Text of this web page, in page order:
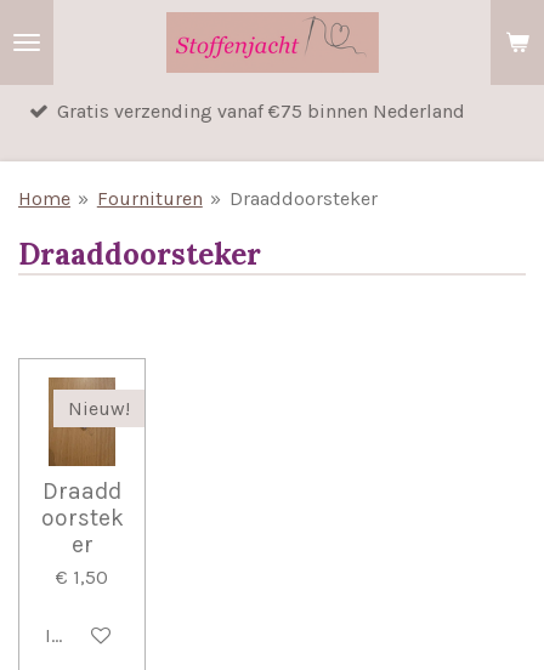
hoofdinhoud
verzending vanaf €75 binnen Nederland
Home » Fournituren » Draaddoorsteker
Draaddoorsteker
Nieuw!
Draadd
oorstek
er
€ 1,50
In winkelwagen